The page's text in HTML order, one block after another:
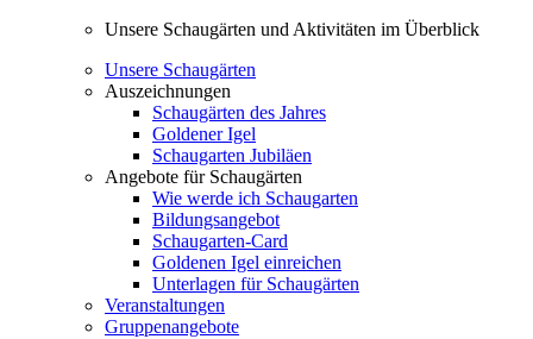
Unsere Schaugärten und Aktivitäten im Überblick
Unsere Schaugärten
Auszeichnungen
Schaugärten des Jahres
Goldener Igel
Schaugarten Jubiläen
Angebote für Schaugärten
Wie werde ich Schaugarten
Bildungsangebot
Schaugarten-Card
Goldenen Igel einreichen
Unterlagen für Schaugärten
Veranstaltungen
Gruppenangebote